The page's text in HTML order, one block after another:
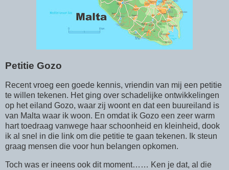
Petitie Gozo
Recent vroeg een goede kennis, vriendin van mij een petitie
te willen tekenen. Het ging over schadelijke ontwikkelingen
op het eiland Gozo, waar zij woont en dat een buureiland is
van Malta waar ik woon. En omdat ik Gozo een zeer warm
hart toedraag vanwege haar schoonheid en kleinheid, dook
ik al snel in die link om die petitie te gaan tekenen. Ik steun
graag mensen die voor hun belangen opkomen.
Toch was er ineens ook dit moment…… Ken je dat, al die